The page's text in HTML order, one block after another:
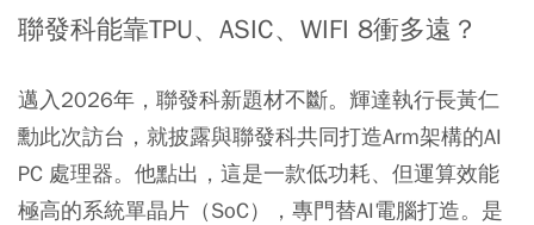
聯發科能靠TPU、ASIC、WIFI 8衝多遠？
邁入2026年，聯發科新題材不斷。輝達執行長黃仁
勳此次訪台，就披露與聯發科共同打造Arm架構的AI
PC 處理器。他點出，這是一款低功耗、但運算效能
極高的系統單晶片（SoC），專門替AI電腦打造。是